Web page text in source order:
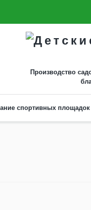
Производство
спортивных площадок